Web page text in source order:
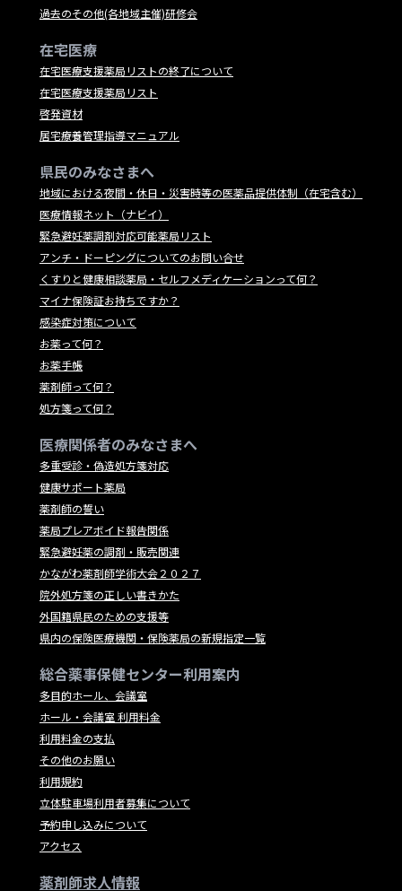
過去のその他(各地域主催)研修会
在宅医療
在宅医療支援薬局リストの終了について
在宅医療支援薬局リスト
啓発資材
居宅療養管理指導マニュアル
県民のみなさまへ
地域における夜間・休日・災害時等の医薬品提供体制（在宅含む）
医療情報ネット（ナビイ）
緊急避妊薬調剤対応可能薬局リスト
アンチ・ドーピングについてのお問い合せ
くすりと健康相談薬局・セルフメディケーションって何？
マイナ保険証お持ちですか？
感染症対策について
お薬って何？
お薬手帳
薬剤師って何？
処方箋って何？
医療関係者のみなさまへ
多重受診・偽造処方箋対応
健康サポート薬局
薬剤師の誓い
薬局プレアボイド報告関係
緊急避妊薬の調剤・販売関連
かながわ薬剤師学術大会２０２７
院外処方箋の正しい書きかた
外国籍県民のための支援等
県内の保険医療機関・保険薬局の新規指定一覧
総合薬事保健センター利用案内
多目的ホール、会議室
ホール・会議室 利用料金
利用料金の支払
その他のお願い
利用規約
立体駐車場利用者募集について
予約申し込みについて
アクセス
薬剤師求人情報